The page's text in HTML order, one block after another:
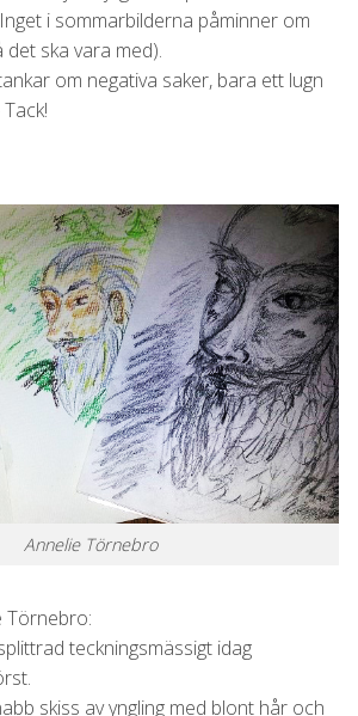
i sommarbilderna påminner om
ska vara med).
om negativa saker, bara ett lugn
Annelie Törnebro
Törnebro:
teckningsmässigt idag
skiss av yngling med blont hår och